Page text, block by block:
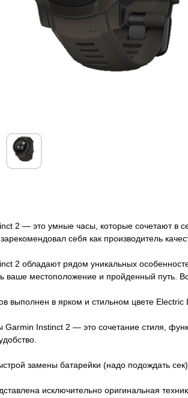
2 — это умные часы, которые сочетают в
себя как производитель
2 обладают рядом уникальных
ваше местоположение и пройденный путь.
выполнен в ярком и стильном цвете
Instinct 2 — это сочетание стиля,
замены батарейки (надо подождать
исключительно оригинальная